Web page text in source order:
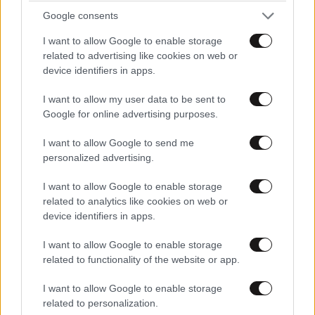
Google consents
I want to allow Google to enable storage
related to advertising like cookies on web or
device identifiers in apps.
I want to allow my user data to be sent to
Google for online advertising purposes.
I want to allow Google to send me
personalized advertising.
I want to allow Google to enable storage
related to analytics like cookies on web or
device identifiers in apps.
I want to allow Google to enable storage
related to functionality of the website or app.
I want to allow Google to enable storage
related to personalization.
Ψιτ εσυ 03·05·2018 10:20
Αν δικά μας τα τζιμάνια έκαναν την μ#$%%# δεν θα
τρομάρα μας.
trialaro 03·05·2018 09:51
για τους έλληνες στρατιωτικούς? Είπα και εγώ τώρα
μια ιδέα, που εννοείται η ελληνική κυβέρνηση μακράν.
Απαντήστε